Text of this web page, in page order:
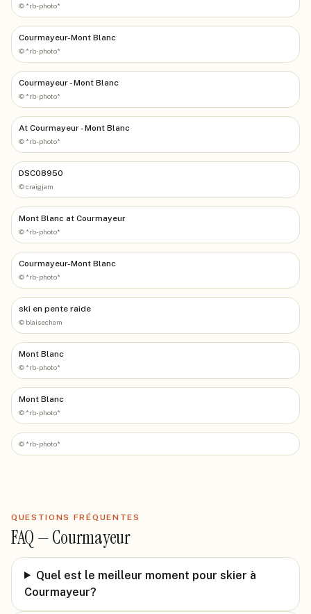
© *rb-photo*
Courmayeur-Mont Blanc
© *rb-photo*
Courmayeur - Mont Blanc
© *rb-photo*
At Courmayeur - Mont Blanc
© *rb-photo*
DSC08950
©craigjam
Mont Blanc at Courmayeur
© *rb-photo*
Courmayeur-Mont Blanc
© *rb-photo*
ski en pente raide
© blaisecham
Mont Blanc
© *rb-photo*
Mont Blanc
© *rb-photo*
© *rb-photo*
QUESTIONS FRÉQUENTES
FAQ —Courmayeur
Quel est le meilleur moment pour skier à
Courmayeur?